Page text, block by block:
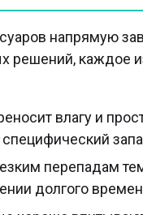
напрямую
решений, каждое
влагу и
перепадам
долгого